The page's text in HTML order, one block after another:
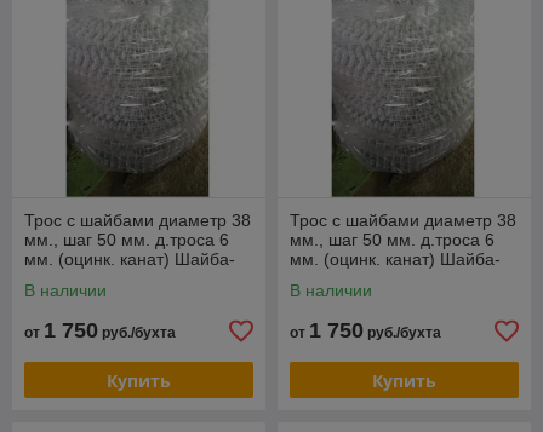
Трос с шайбами диаметр 38
мм., шаг 50 мм. д.троса 6
мм. (оцинк. канат) Шайба-
В наличии
от 1 750 руб./бухта
Купить
Трос с шайбами диаметр 38
мм., шаг 50 мм. д.троса 6
мм. (оцинк. канат) Шайба-
В наличии
от 1 750 руб./бухта
Купить